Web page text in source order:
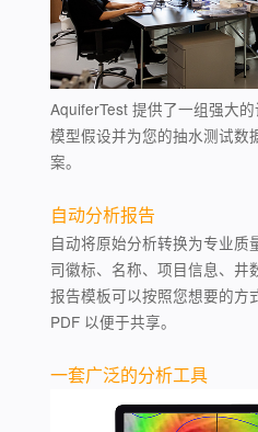
AquiferTest 提供了一组强大
模型假设并为您的抽水测试数
案。
自动分析报告
自动将原始分析转换为专业质
司徽标、名称、项目信息、井
报告模板可以按照您想要的方
PDF 以便于共享。
一套广泛的分析工具